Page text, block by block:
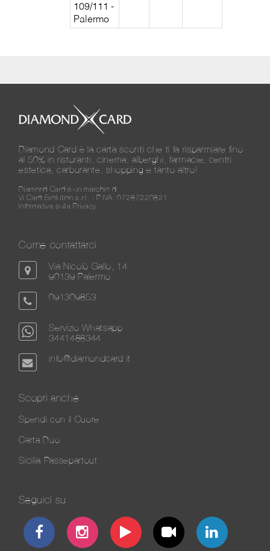
109/111 -
Palermo
Diamond Card è la carta sconti che ti fa risparmiare fino
al 50% in ristoranti, cinema, alberghi, farmacie, centri
estetica, carburante, shopping e tanto altro!
Diamond Card è un marchio di
Vi.Card Evolution s.r.l. - P.IVA: 07287220821
Informativa sulla Privacy
Come contattarci
Via Nicolò Gallo, 14
90139 Palermo
091309853
Servizio Whatsapp
3441488344
info@diamondcard.it
Scopri anche
Spendi con il Cuore
Carta Duo
Sicilia Passepartout
Seguici su